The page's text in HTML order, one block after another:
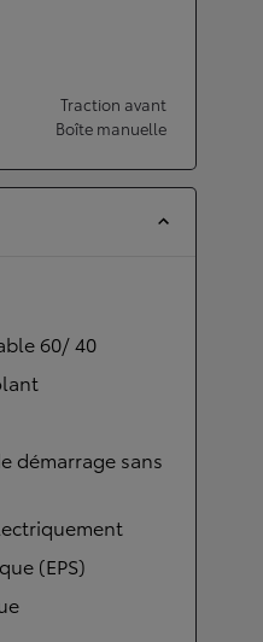
Traction avant
Boîte manuelle
60/ 40
démarrage sans
(EPS)